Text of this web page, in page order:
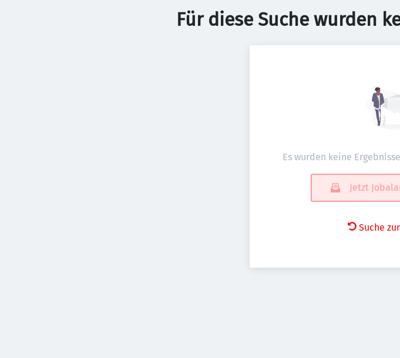
Für diese Suche wurden
Es wurden keine
Jetzt
Suche